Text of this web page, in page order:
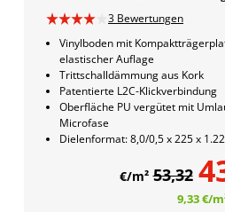
3 Bewertungen
Vinylboden mit
elastischer Auflage
Trittschalldämmung aus Kork
Patentierte L2C-Klickverbindung
Oberfläche PU vergütet mit
Microfase
Dielenformat: 8,0/0,5 x 225 x
€/m² 53,32
9,33 €/